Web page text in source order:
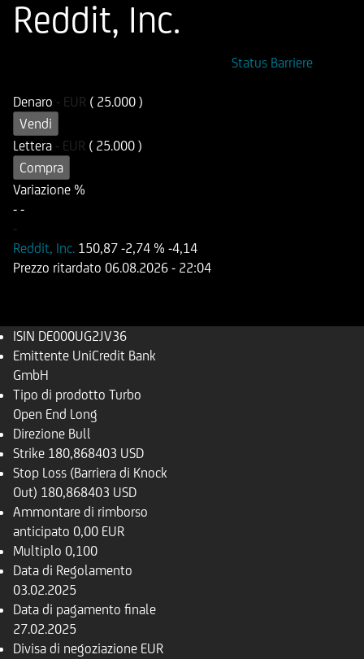
Reddit, Inc.
Status Barriere
Denaro - EUR ( 25.000 )
Vendi
Lettera - EUR ( 25.000 )
Compra
Variazione %
- -
-
Reddit, Inc. 150,87 -2,74 % -4,14
Prezzo ritardato 06.08.2026 - 22:04
ISIN DE000UG2JV36
Emittente UniCredit Bank
GmbH
Tipo di prodotto Turbo
Open End Long
Direzione Bull
Strike 180,868403 USD
Stop Loss (Barriera di Knock
Out) 180,868403 USD
Ammontare di rimborso
anticipato 0,00 EUR
Multiplo 0,100
Data di Regolamento
03.02.2025
Data di pagamento finale
27.02.2025
Divisa di negoziazione EUR